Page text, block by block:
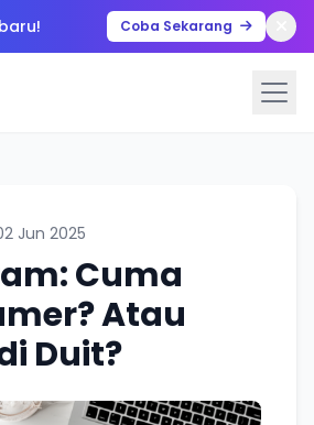
Coba Sekarang
Jun 2025
Cuma
Atau
Duit?